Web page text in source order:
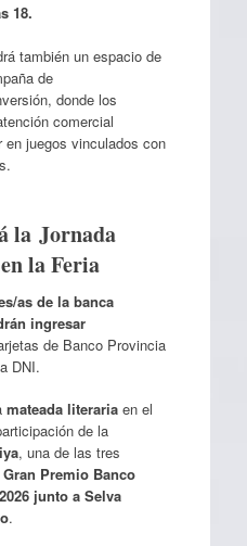
18.
también un espacio de
de
donde los
comercial
juegos vinculados con
la Jornada
la Feria
as de la banca
ingresar
de Banco Provincia
DNI.
mateada literariaen el
de la
, una de las tres
Gran Premio Banco
junto a Selva
.